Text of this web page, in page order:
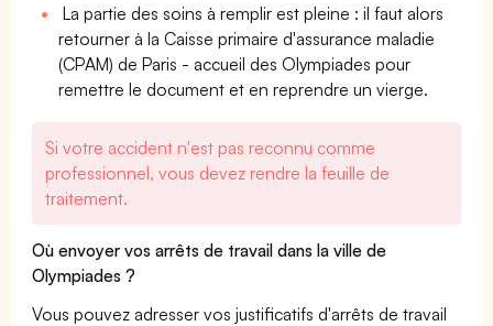
La partie des soins à remplir est pleine : il faut alors
retourner à la Caisse primaire d'assurance maladie
(CPAM) de Paris - accueil des Olympiades pour
remettre le document et en reprendre un vierge.
Si votre accident n'est pas reconnu comme
professionnel, vous devez rendre la feuille de
traitement.
Où envoyer vos arrêts de travail dans la ville de
Olympiades ?
Vous pouvez adresser vos justificatifs d'arrêts de travail